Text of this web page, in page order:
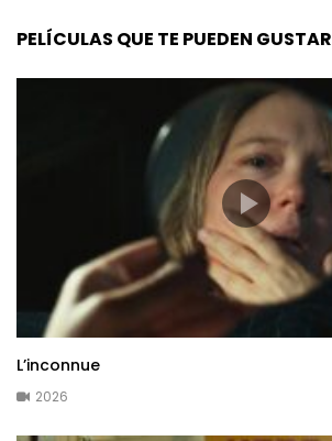
PELÍCULAS QUE TE PUEDEN GUSTAR
L’inconnue
2026